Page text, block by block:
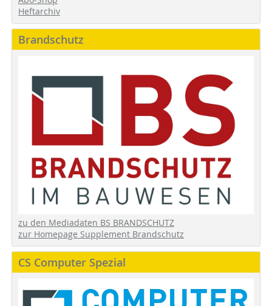
Heftarchiv
Brandschutz
zu den Mediadaten BS BRANDSCHUTZ
zur Homepage Supplement Brandschutz
CS Computer Spezial